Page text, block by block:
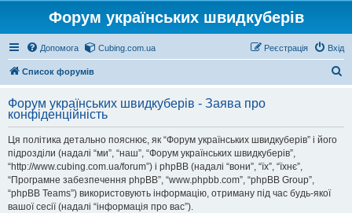
Форум українських швидкуберів
Допомога Cubing.com.ua Вхід
Реєстрація
Список форумів
у
Форум українських швидкуберів - Заява про
конфіденційність
Ця політика детально пояснює, як “Форум українських швидкуберів” і його
підрозділи (надалі “ми”, “наш”, “Форум українських швидкуберів”,
“http://www.cubing.com.ua/forum”) і phpBB (надалі “вони”, “їх”, “їхнє”,
“Програмне забезпечення phpBB”, “www.phpbb.com”, “phpBB Group”,
“phpBB Teams”) використовують інформацію, отриману під час будь-якої
вашої сесії (надалі “інформація про вас”).